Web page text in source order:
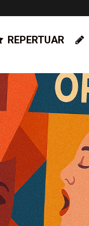
REPERTUAR